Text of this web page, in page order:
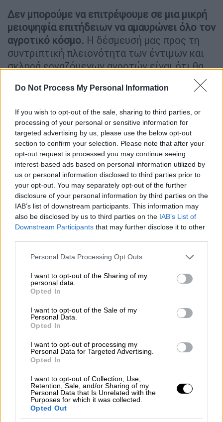
Do Not Process My Personal Information
If you wish to opt-out of the sale, sharing to third parties, or
processing of your personal or sensitive information for
targeted advertising by us, please use the below opt-out
section to confirm your selection. Please note that after your
opt-out request is processed you may continue seeing
interest-based ads based on personal information utilized by
us or personal information disclosed to third parties prior to
your opt-out. You may separately opt-out of the further
disclosure of your personal information by third parties on the
IAB’s list of downstream participants. This information may
also be disclosed by us to third parties on the IAB’s List of
Downstream Participants that may further disclose it to other
Please note that this website/app uses one or more Google
not limited to your visit or usage behaviour. You may click to
grant or deny consent to Google and its third-party tags to
use your data for below specified purposes in below Google
consent section.
Personal Data Processing Opt Outs
I want to opt-out of the Sharing of my
personal data.
Opted In
I want to opt-out of the Sale of my
Personal Data.
Opted In
I want to opt-out of processing my
Personal Data for Targeted Advertising.
Opted In
I want to opt-out of Collection, Use,
Retention, Sale, and/or Sharing of my
Personal Data that Is Unrelated with the
Purposes for which it was collected.
Opted Out
Δεν μπορούμε να επιτρέψουμε σε μια μικρή
μειοψηφία επιτήδειων να αμαυρώνει όλο τον
αγροτικό κόσμο. Η δέσμευσή μας προς τη
συντριπτική πλειονότητα των έντιμων και
σκληρά εργαζόμενων αγροτών είναι ότι θα
σύγχρονο και αποτελεσματικό οργανισμό
αγώνα που δίνουν καθημερινά. Ας
κατεβάσουν, λοιπόν, τους τόνους όλοι και ας
συνειδητοποιήσουν ότι το πρόβλημα είναι
σοβαρό, διαχρονικό και διαρθρωτικό. Μόνο
ένας όμως, έχει τολμήσει να το αγγίξει και
να το θεραπεύσει στη ρίζα του: η κυβέρνηση
της ΝΔ.
Επέστρεψαν στην 420.000 που
έφυγαν το 2022-2023
Αλλάζω εντελώς κλίμα και πάω σε μια
κορυφαία προτεραιότητα για την κυβέρνησή
μας, αλλά και για τη χώρα: τον
επαναπατρισμό των Ελλήνων του
εξειδίκευση, γνώσεις και εμπειρία που
έφυγαν τα χρόνια της κρίσης
απογοητευμένοι από μία χώρα η οποία
φαινόταν να οδηγείται σε αδιέξοδο ή διότι
στην Ελλάδα. Σήμερα, η εικόνα αυτή έχει
αλλάξει. Σύμφωνα με τα πιο πρόσφατα
στοιχεία, η ανεργία τον Απρίλιο έπεσε στο